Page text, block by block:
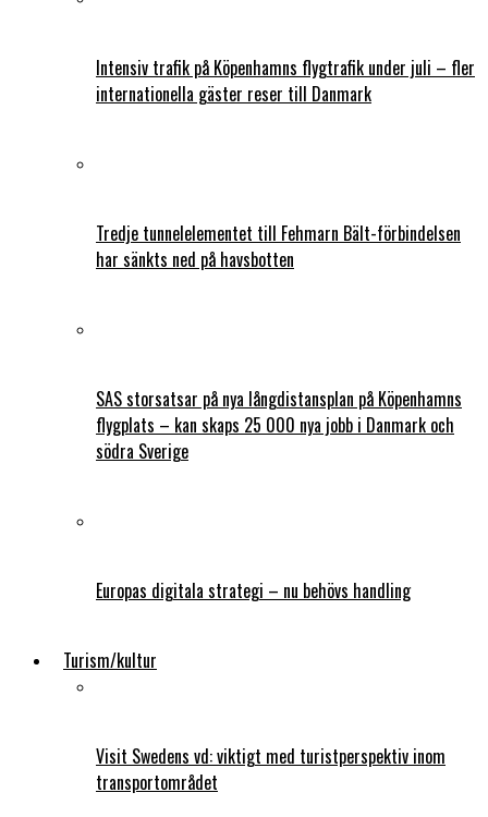
Intensiv trafik på Köpenhamns flygtrafik under juli – fler
internationella gäster reser till Danmark
Tredje tunnelelementet till Fehmarn Bält-förbindelsen
har sänkts ned på havsbotten
SAS storsatsar på nya långdistansplan på Köpenhamns
flygplats – kan skaps 25 000 nya jobb i Danmark och
södra Sverige
Europas digitala strategi – nu behövs handling
Turism/kultur
Visit Swedens vd: viktigt med turistperspektiv inom
transportområdet